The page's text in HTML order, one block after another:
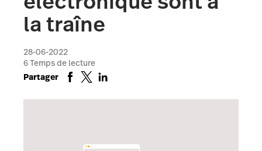
la traîne
28-06-2022
6Temps de lecture
Partager